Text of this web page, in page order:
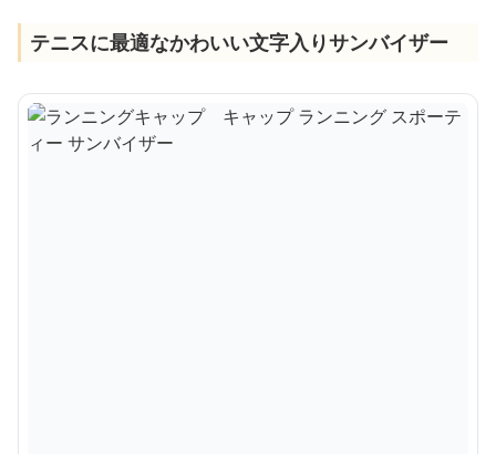
テニスに最適なかわいい文字入りサンバイザー